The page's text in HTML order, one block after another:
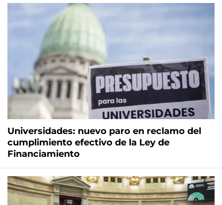
Universidades: nuevo paro en reclamo del
cumplimiento efectivo de la Ley de
Financiamiento